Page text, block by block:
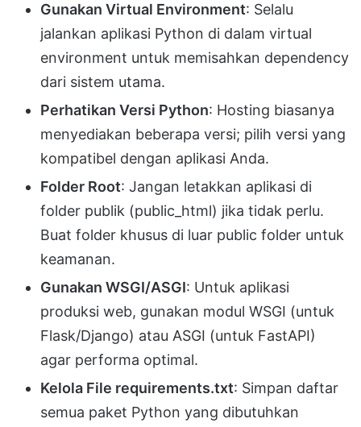
Gunakan Virtual Environment: Selalu
jalankan aplikasi Python di dalam virtual
environment untuk memisahkan dependency
dari sistem utama.
Perhatikan Versi Python: Hosting biasanya
menyediakan beberapa versi; pilih versi yang
kompatibel dengan aplikasi Anda.
Folder Root: Jangan letakkan aplikasi di
folder publik (public_html) jika tidak perlu.
Buat folder khusus di luar public folder untuk
keamanan.
Gunakan WSGI/ASGI: Untuk aplikasi
produksi web, gunakan modul WSGI (untuk
Flask/Django) atau ASGI (untuk FastAPI)
agar performa optimal.
Kelola File requirements.txt: Simpan daftar
semua paket Python yang dibutuhkan